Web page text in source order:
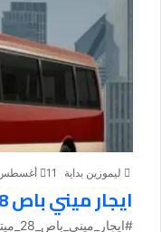
ليموزين بداية 11 أغسطس، 2024
ايجار ميني باص 28 ميتسوبيشي